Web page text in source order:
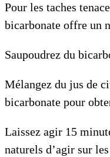
Pour les taches
bicarbonate offre un
Saupoudrez du
Mélangez du jus de
bicarbonate pour
Laissez agir 15
naturels d’agir sur